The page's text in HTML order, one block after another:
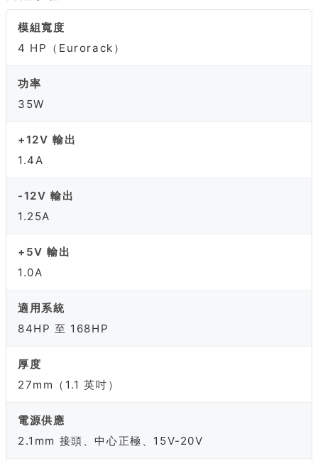
模組寬度
4 HP（Eurorack）
功率
35W
+12V 輸出
1.4A
-12V 輸出
1.25A
+5V 輸出
1.0A
適用系統
84HP 至 168HP
厚度
27mm（1.1 英吋）
電源供應
2.1mm 接頭、中心正極、15V-20V